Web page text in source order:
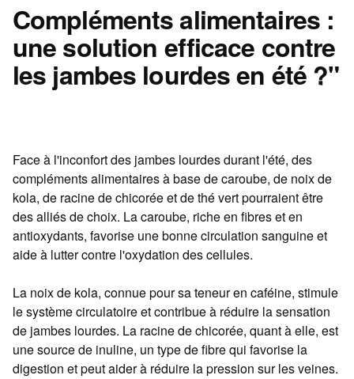
Compléments alimentaires :
une solution efficace contre
les jambes lourdes en été ?"
Face à l'inconfort des jambes lourdes durant l'été, des
compléments alimentaires à base de caroube, de noix de
kola, de racine de chicorée et de thé vert pourraient être
des alliés de choix. La caroube, riche en fibres et en
antioxydants, favorise une bonne circulation sanguine et
aide à lutter contre l'oxydation des cellules.
La noix de kola, connue pour sa teneur en caféine, stimule
le système circulatoire et contribue à réduire la sensation
de jambes lourdes. La racine de chicorée, quant à elle, est
une source de inuline, un type de fibre qui favorise la
digestion et peut aider à réduire la pression sur les veines.